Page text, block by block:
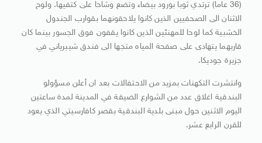
(36 عاما) ترتدي ثوبا بورود بيضاء وتضع وشاحا على كتفيها. ولوح
الاثنان الى الصحفيين الذين كانوا يلاحقونهما بقوارب الجندول
الخشبية كما لوحا للمهنئين الذين كانوا يقفون فوق الجسور بينما كان
قاربهما يتهادى على صفحة المياه متجها الى فندق شيبرياني في
جزيرة جوديكا.
وانتشرت التكهنات بمزيد من الاحتفالات بعد ان أعلن مسؤولو
البندقية اغلاق عدد من الشوارع الضيقة في المدينة لمدة ساعتين
اليوم الاثنين حول مبنى بلدية البندقية بقصر كافارسيتي الذي يعود
للقرن الرابع عشر.